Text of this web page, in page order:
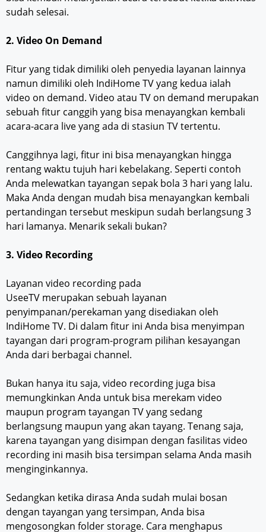
sudah selesai.
2. Video On Demand
Fitur yang tidak dimiliki oleh penyedia layanan lainnya
namun dimiliki oleh IndiHome TV yang kedua ialah
video on demand. Video atau TV on demand merupakan
sebuah fitur canggih yang bisa menayangkan kembali
acara-acara live yang ada di stasiun TV tertentu.
Canggihnya lagi, fitur ini bisa menayangkan hingga
rentang waktu tujuh hari kebelakang. Seperti contoh
Anda melewatkan tayangan sepak bola 3 hari yang lalu.
Maka Anda dengan mudah bisa menayangkan kembali
pertandingan tersebut meskipun sudah berlangsung 3
hari lamanya. Menarik sekali bukan?
3. Video Recording
Layanan video recording pada
UseeTV merupakan sebuah layanan
penyimpanan/perekaman yang disediakan oleh
IndiHome TV. Di dalam fitur ini Anda bisa menyimpan
tayangan dari program-program pilihan kesayangan
Anda dari berbagai channel.
Bukan hanya itu saja, video recording juga bisa
memungkinkan Anda untuk bisa merekam video
maupun program tayangan TV yang sedang
berlangsung maupun yang akan tayang. Tenang saja,
karena tayangan yang disimpan dengan fasilitas video
recording ini masih bisa tersimpan selama Anda masih
menginginkannya.
Sedangkan ketika dirasa Anda sudah mulai bosan
dengan tayangan yang tersimpan, Anda bisa
mengosongkan folder storage. Cara menghapus